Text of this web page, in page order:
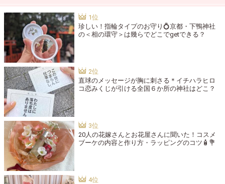
珍しい！指輪タイプのお守り💍京都・下鴨神社
の＜相の環守＞は幾らでどこでgetできる？
直球のメッセージが胸に刺さる＊イチハラヒロ
コ恋みくじが引ける全国６か所の神社はどこ？
20人の花嫁さんとお花屋さんに聞いた！コスメ
ブーケの内容と作り方・ラッピングのコツ🧴💐